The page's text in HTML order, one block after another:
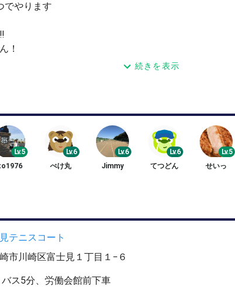
でやります
！
時などに水など飲んでいきます
クから始めます
！ランニングを時間になったら始めます🏃‍♀️
ロス）60分〜70分👉人数次第では時間で管理します。
みてください！
くなっております
憩を申告してください
バウンドで取れる方お待ちしてます
がたまにおられますがご協力のほどお願いします。
続きを表示
Lv.5
Lv.6
ぺけ丸
Lv.6
Jimmy
Lv.6
てつどん
Lv.5
せいっ
テニスコート
市川崎区富士見１丁目１−６
ス5分、労働会館前下車